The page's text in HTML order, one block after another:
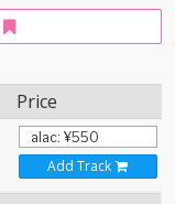
Price
Add Track